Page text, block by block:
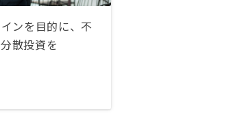
ンを目的に、不
散投資を